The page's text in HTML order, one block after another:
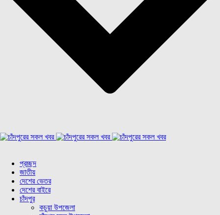
প্রচ্ছদ
জাতীয়
দেশের ভেতর
দেশের বাইরে
চাঁদপুর
কচুয়া উপজেলা